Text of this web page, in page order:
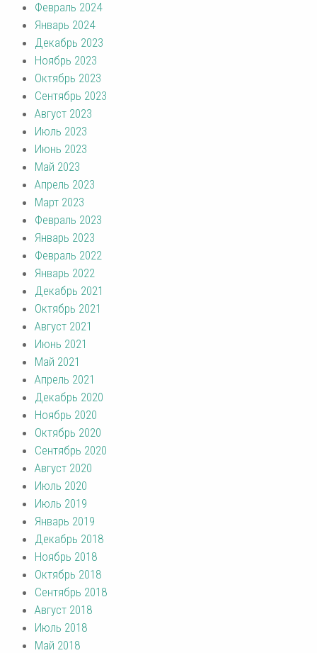
Февраль 2024
Январь 2024
Декабрь 2023
Ноябрь 2023
Октябрь 2023
Сентябрь 2023
Август 2023
Июль 2023
Июнь 2023
Май 2023
Апрель 2023
Март 2023
Февраль 2023
Январь 2023
Февраль 2022
Январь 2022
Декабрь 2021
Октябрь 2021
Август 2021
Июнь 2021
Май 2021
Апрель 2021
Декабрь 2020
Ноябрь 2020
Октябрь 2020
Сентябрь 2020
Август 2020
Июль 2020
Июль 2019
Январь 2019
Декабрь 2018
Ноябрь 2018
Октябрь 2018
Сентябрь 2018
Август 2018
Июль 2018
Май 2018